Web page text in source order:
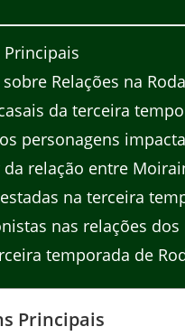
Principais
Relações na
da terceira
personagens
relação entre
na terceira
nas relações
temporada de
Principais